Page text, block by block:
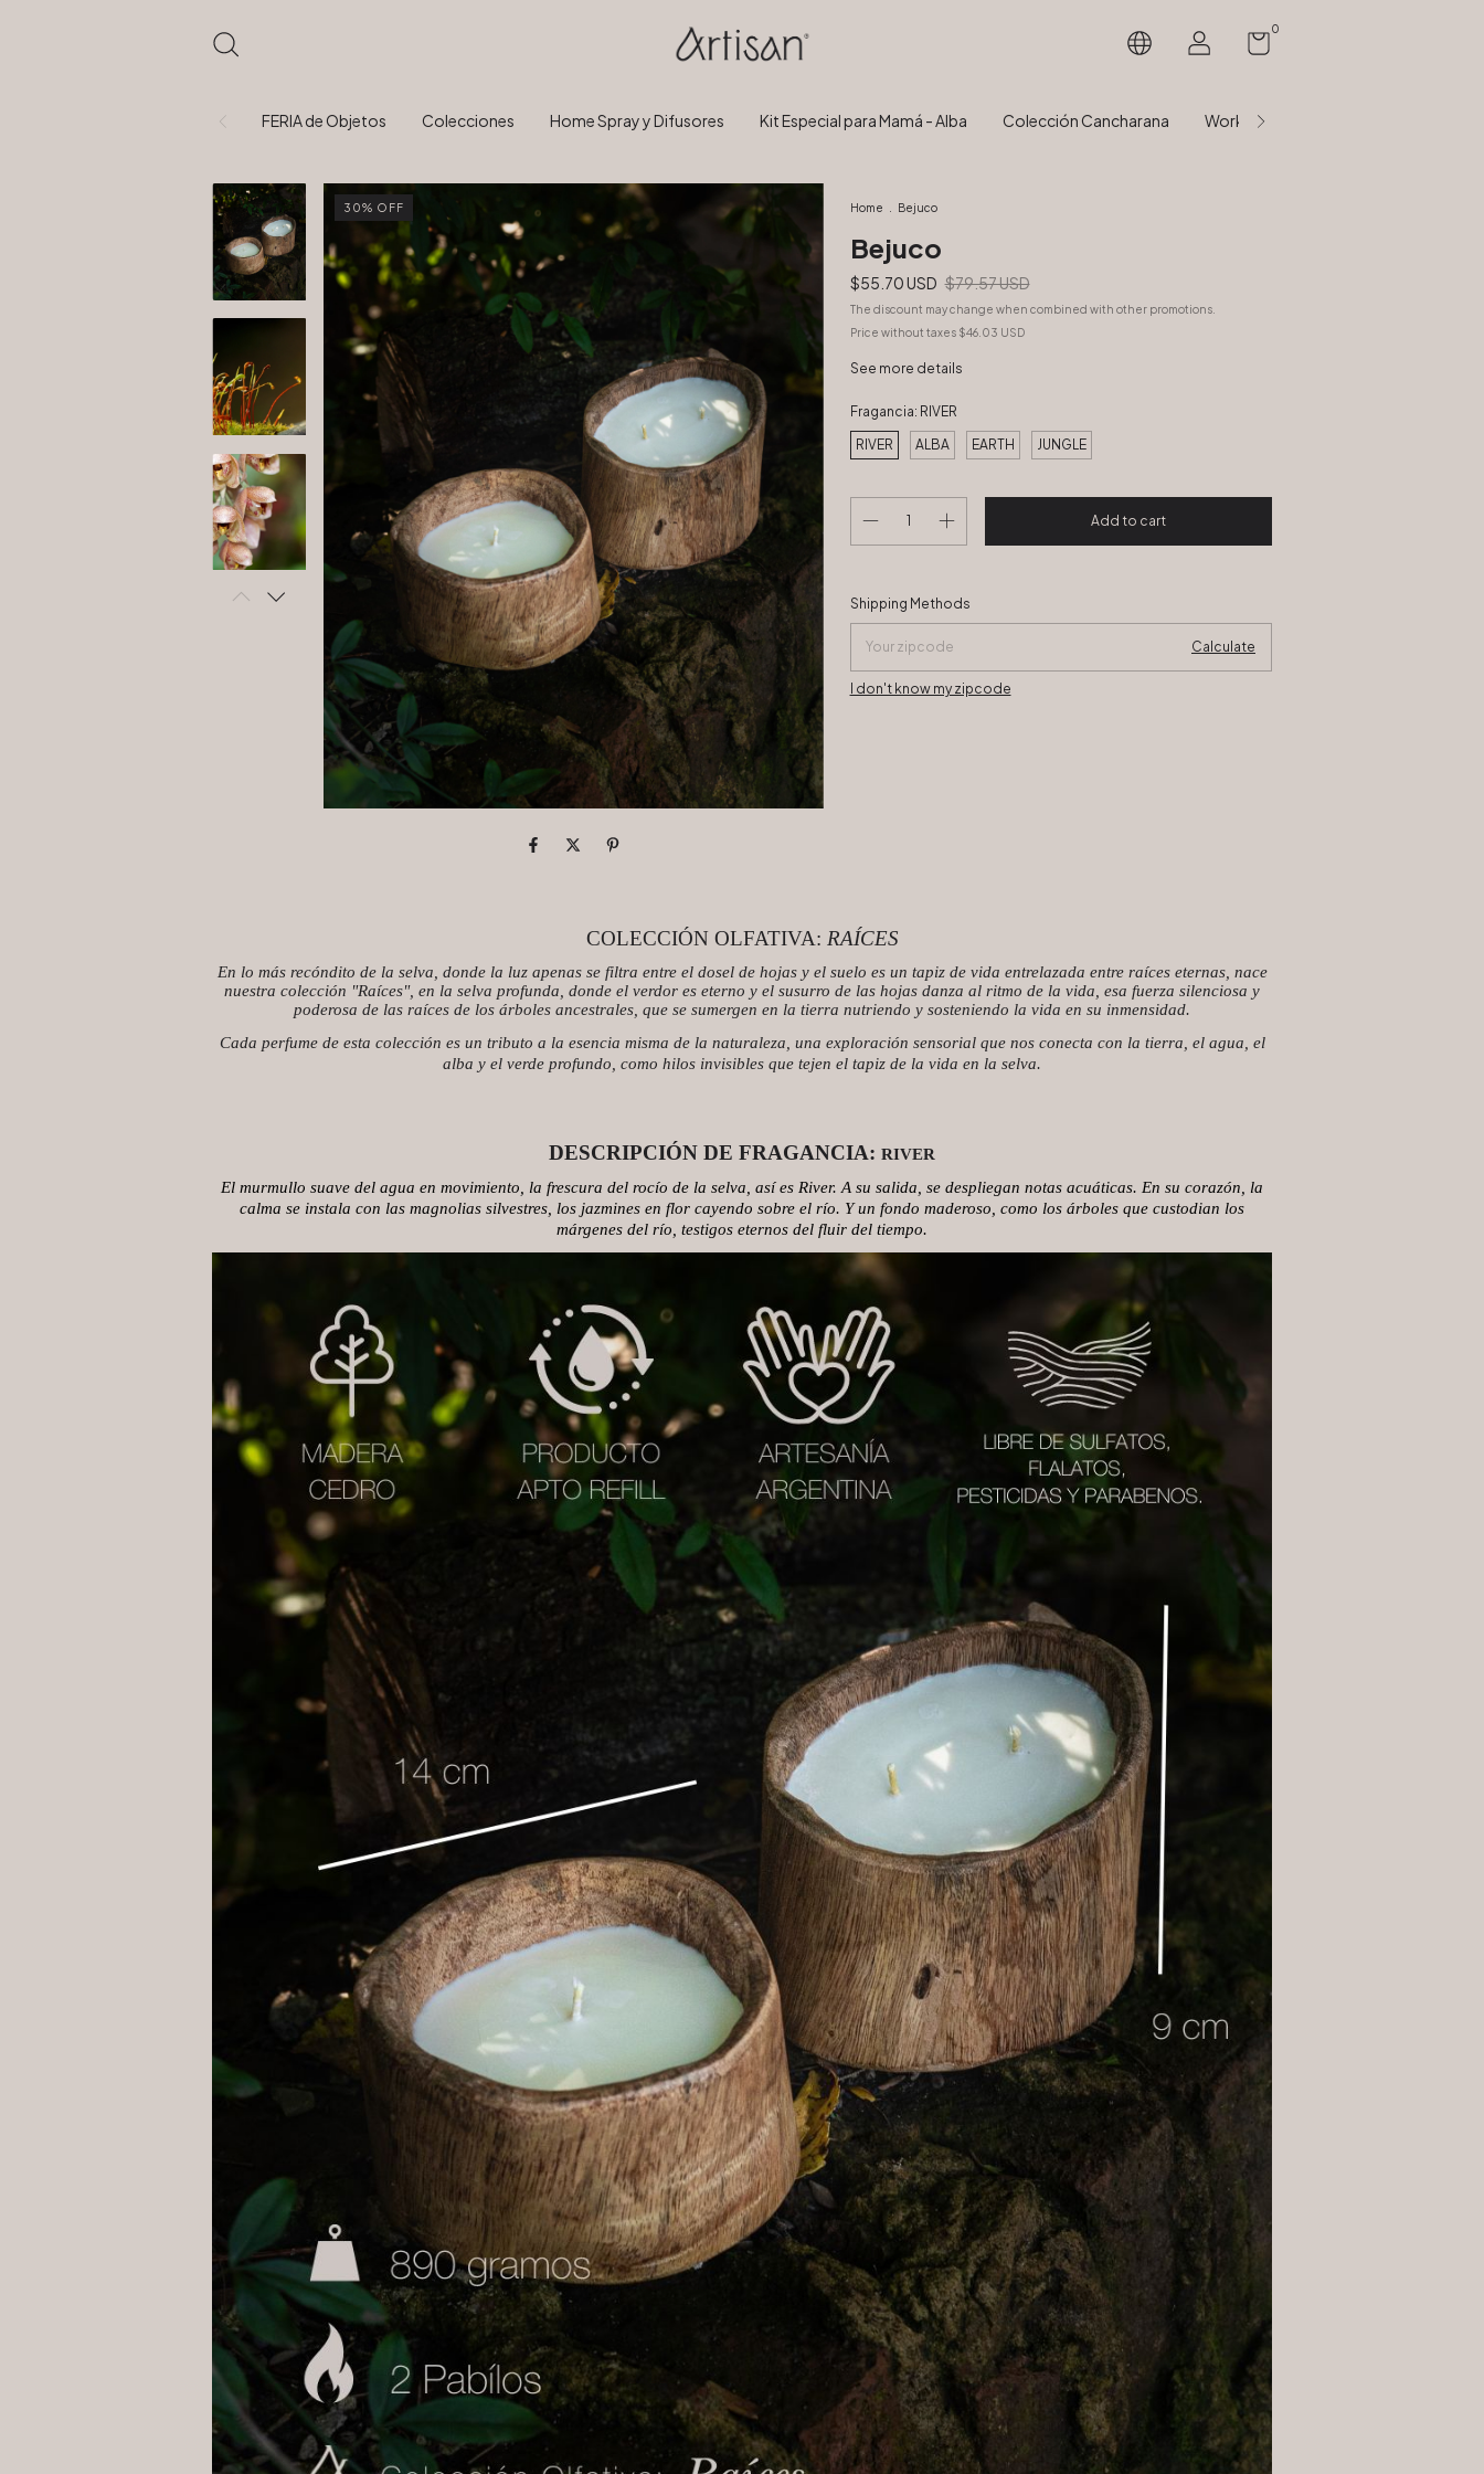
0
FERIA de Objetos Colecciones Home Spray y Difusores Kit Especial para Mamá - Alba Colección Cancharana Workshops Presenciales velas &
30% OFF Home Bejuco
Bejuco
$55.70 USD $79.57 USD
The discount may change when combined with other promotions.
Price without taxes $46.03 USD
See more details
Fragancia: RIVER
RIVER
ALBA EARTH JUNGLE
Shipping for zipcode:
Shipping Methods
Calculate
I don't know my zipcode
COLECCIÓN OLFATIVA: RAÍCES
En lo más recóndito de la selva, donde la luz apenas se filtra entre el dosel de hojas y el suelo es un tapiz de vida entrelazada entre raíces eternas, nace
nuestra colección "Raíces", en la selva profunda, donde el verdor es eterno y el susurro de las hojas danza al ritmo de la vida, esa fuerza silenciosa y
poderosa de las raíces de los árboles ancestrales, que se sumergen en la tierra nutriendo y sosteniendo la vida en su inmensidad.
Cada perfume de esta colección es un tributo a la esencia misma de la naturaleza, una exploración sensorial que nos conecta con la tierra, el agua, el
alba y el verde profundo, como hilos invisibles que tejen el tapiz de la vida en la selva.
DESCRIPCIÓN DE FRAGANCIA: RIVER
El murmullo suave del agua en movimiento, la frescura del rocío de la selva, así es River. A su salida, se despliegan notas acuáticas. En su corazón, la
calma se instala con las magnolias silvestres, los jazmines en flor cayendo sobre el río. Y un fondo maderoso, como los árboles que custodian los
márgenes del río, testigos eternos del fluir del tiempo.